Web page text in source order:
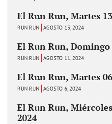
El Run Run, Martes
RUN RUN AGOSTO 13, 2024
El Run Run, Domingo
RUN RUN AGOSTO 11, 2024
El Run Run, Martes
RUN RUN AGOSTO 6, 2024
El Run Run,
2024